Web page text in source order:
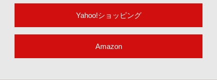
Yahoo!ショッピング
Amazon